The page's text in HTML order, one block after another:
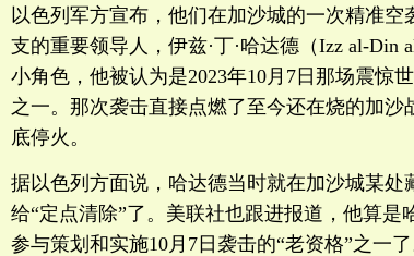
以色列军方宣布，他们在加沙城的一次精准空
支的重要领导人，伊兹·丁·哈达德（Izz al-Din
小角色，他被认为是2023年10月7日那场震惊
之一。那次袭击直接点燃了至今还在烧的加沙
底停火。
据以色列方面说，哈达德当时就在加沙城某处
给“定点清除”了。美联社也跟进报道，他算是
参与策划和实施10月7日袭击的“老资格”之一